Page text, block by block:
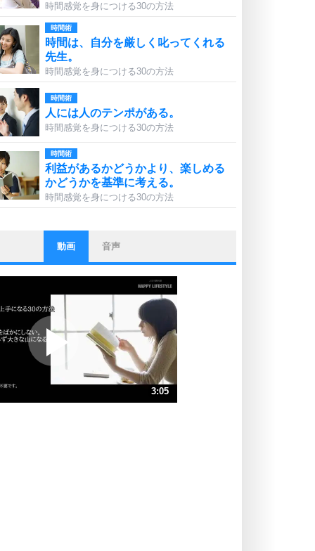
時間感覚を身につける30の方法
時間術
時間は、自分を厳しく叱ってくれる
先生。
時間感覚を身につける30の方法
時間術
人には人のテンポがある。
時間感覚を身につける30の方法
時間術
利益があるかどうかより、楽しめる
かどうかを基準に考える。
時間感覚を身につける30の方法
ストレス対策
他人と比べない。
いっそのこと、他人を見ない。
いらいらしない人になる30の方法
プラス思考
ポジティブになれない原因は、行動
しないから。
ポジティブ思考になる30の方法
ストレス対策
動画 音声
3:05